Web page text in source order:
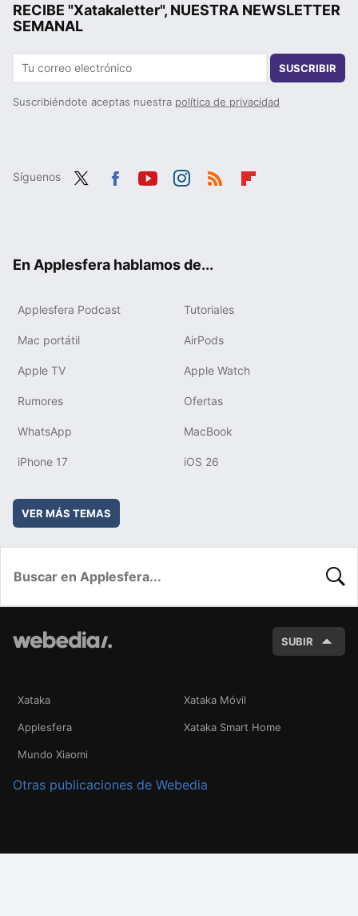
RECIBE "Xatakaletter", NUESTRA NEWSLETTER
SEMANAL
SUSCRIBIR
Suscribiéndote aceptas nuestra política de privacidad
Síguenos
En Applesfera hablamos de...
Applesfera Podcast Tutoriales
Mac portátil AirPods
Apple TV Apple Watch
Rumores Ofertas
WhatsApp MacBook
iPhone 17 iOS 26
VER MÁS TEMAS
SUBIR
Xataka Xataka Móvil
Applesfera Xataka Smart Home
Mundo Xiaomi
Otras publicaciones de Webedia